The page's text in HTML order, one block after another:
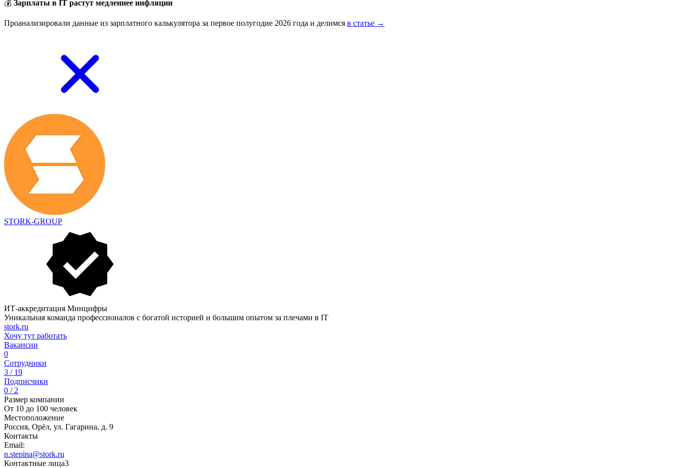
💰 Зарплаты в IT растут медленнее инфляции
Проанализировали данные из зарплатного калькулятора за первое полугодие 2026 года и делимся в статье →
STORK-GROUP
ИТ-аккредитация Минцифры
Уникальная команда профессионалов с богатой историей и большим опытом за плечами в IT
stork.ru
Хочу тут работать
Вакансии
0
Сотрудники
3 / 19
Подписчики
0 / 2
Размер компании
От 10 до 100 человек
Местоположение
Россия, Орёл, ул. Гагарина, д. 9
Контакты
Email:
n.stepina@stork.ru
Контактные лица3